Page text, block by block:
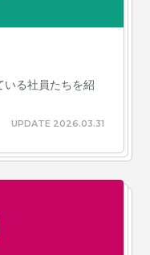
いる社員たちを紹
UPDATE 2026.03.31